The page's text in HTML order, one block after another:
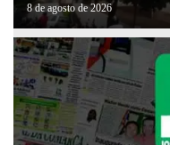
8 de agosto de 2026